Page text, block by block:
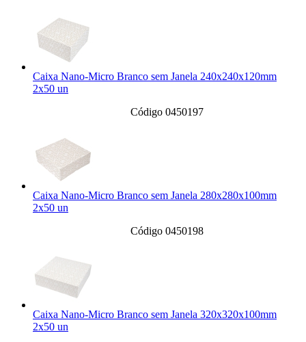
Caixa Nano-Micro Branco sem Janela 240x240x120mm
2x50 un
Código 0450197
Caixa Nano-Micro Branco sem Janela 280x280x100mm
2x50 un
Código 0450198
Caixa Nano-Micro Branco sem Janela 320x320x100mm
2x50 un